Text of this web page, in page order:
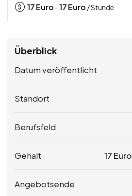
17Euro -17Euro / Stunde
Überblick
Datum veröffentlicht
Standort
Berufsfeld
Gehalt 17 Euro
Angebotsende